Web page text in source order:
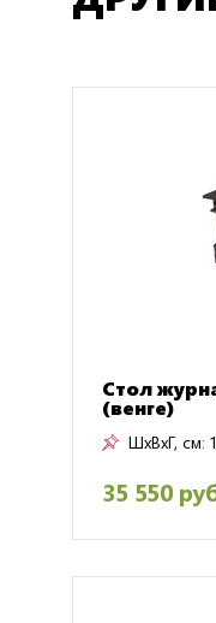
Стол
(венге)
ШxВxГ, см:
35 550